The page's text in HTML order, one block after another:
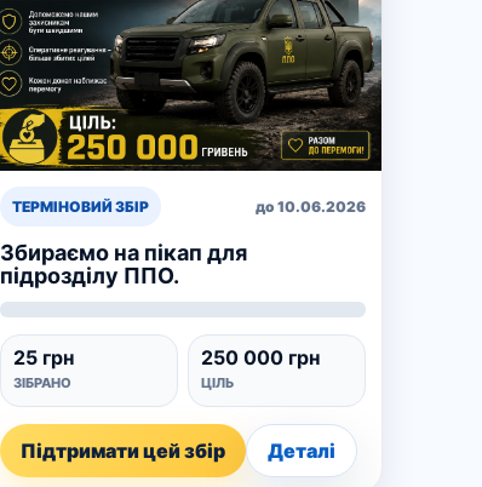
ТЕРМІНОВИЙ ЗБІР до 10.06.2026
Збираємо на пікап для
підрозділу ППО.
25 грн
ЗІБРАНО
250 000 грн
ЦІЛЬ
Підтримати цей збір Деталі